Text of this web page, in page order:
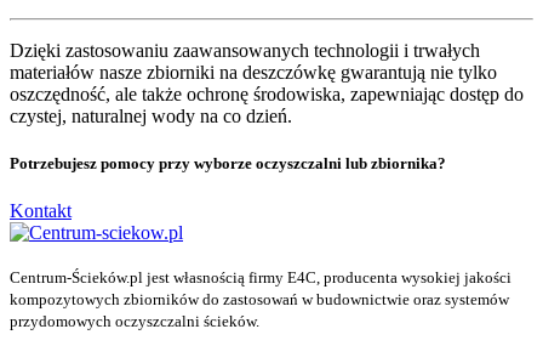
Dzięki zastosowaniu zaawansowanych technologii i trwałych
materiałów nasze zbiorniki na deszczówkę gwarantują nie tylko
oszczędność, ale także ochronę środowiska, zapewniając dostęp do
czystej, naturalnej wody na co dzień.
Potrzebujesz pomocy przy wyborze oczyszczalni lub zbiornika?
Kontakt
Centrum-Ścieków.pl jest własnością firmy E4C, producenta wysokiej jakości
kompozytowych zbiorników do zastosowań w budownictwie oraz systemów
przydomowych oczyszczalni ścieków.